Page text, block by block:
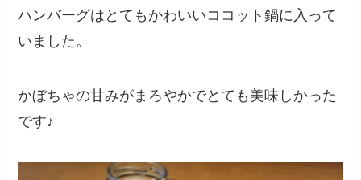
ハンバーグはとてもかわいいココット鍋に入って
いました。
かぼちゃの甘みがまろやかでとても美味しかった
です♪